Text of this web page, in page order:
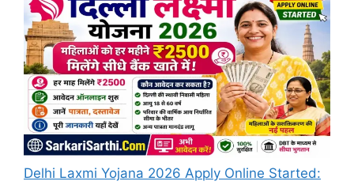
Delhi Laxmi Yojana 2026 Apply Online Started: